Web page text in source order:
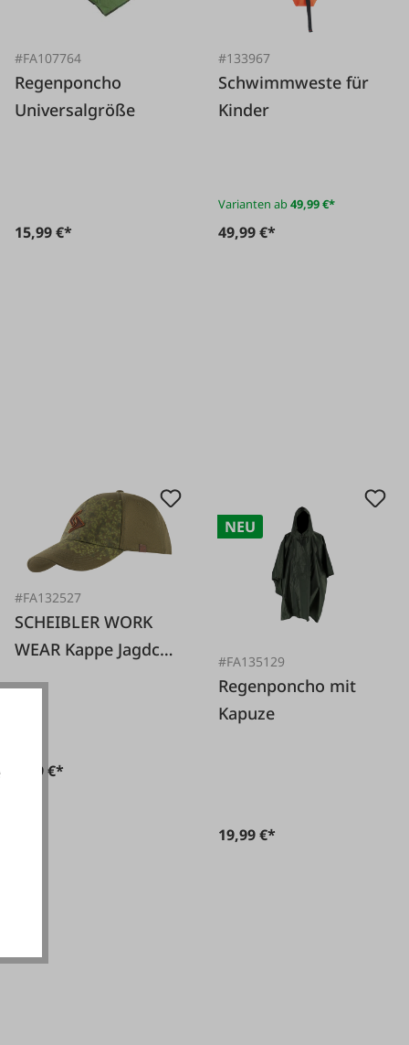
#FA107764
Regenponcho
Universalgröße
15,99 €*
#133967
Schwimmweste für
Kinder
Varianten ab49,99 €*
49,99 €*
#FA132527
SCHEIBLER WORK
WEAR Kappe Jagdcap
oliv Einheitsgröße
9,99 €*
NEU
#FA135129
Regenponcho mit
Kapuze
19,99 €*